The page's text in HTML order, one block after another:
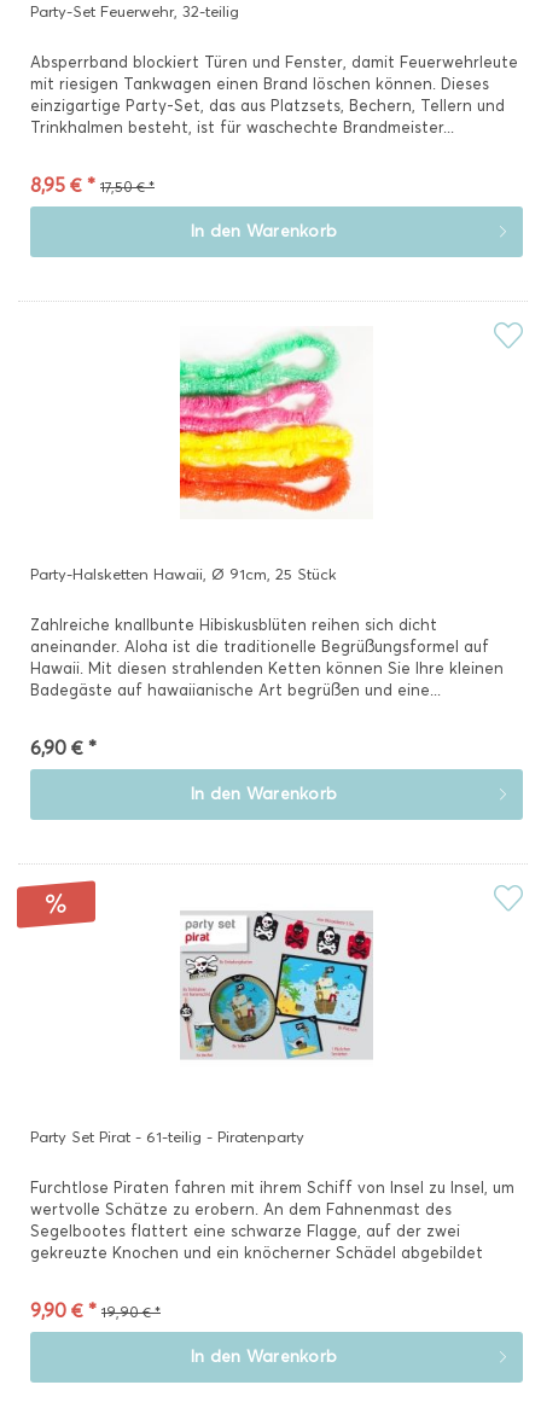
Party-Set Feuerwehr, 32-teilig
Absperrband blockiert Türen und Fenster, damit Feuerwehrleute
mit riesigen Tankwagen einen Brand löschen können. Dieses
einzigartige Party-Set, das aus Platzsets, Bechern, Tellern und
Trinkhalmen besteht, ist für waschechte Brandmeister...
8,95 € * 17,50 € *
In den Warenkorb
Party-Halsketten Hawaii, Ø 91cm, 25 Stück
Zahlreiche knallbunte Hibiskusblüten reihen sich dicht
aneinander. Aloha ist die traditionelle Begrüßungsformel auf
Hawaii. Mit diesen strahlenden Ketten können Sie Ihre kleinen
Badegäste auf hawaiianische Art begrüßen und eine...
6,90 € *
In den Warenkorb
Party Set Pirat - 61-teilig - Piratenparty
Furchtlose Piraten fahren mit ihrem Schiff von Insel zu Insel, um
wertvolle Schätze zu erobern. An dem Fahnenmast des
Segelbootes flattert eine schwarze Flagge, auf der zwei
gekreuzte Knochen und ein knöcherner Schädel abgebildet
9,90 € * 19,90 € *
In den Warenkorb